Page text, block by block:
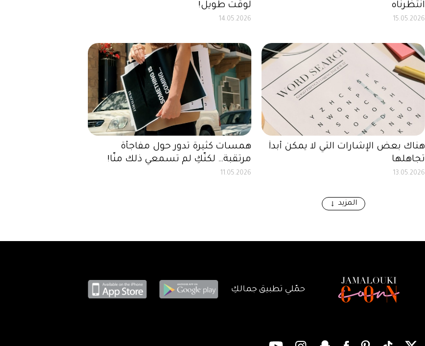
انتظرناه
15.05.2026
لوقت طويل!
14.05.2026
هناك بعض الإشارات التي لا يمكن أبداً
تجاهلها
13.05.2026
همسات كثيرة تدور حول مفاجأة
مرتقبة… لكنّكِ لم تسمعي ذلك منّا!
11.05.2026
المزيد
حمّلي تطبيق جمالكِ